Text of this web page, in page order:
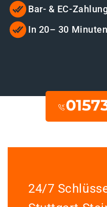
Bar- & EC-
In 20– 30
24/7